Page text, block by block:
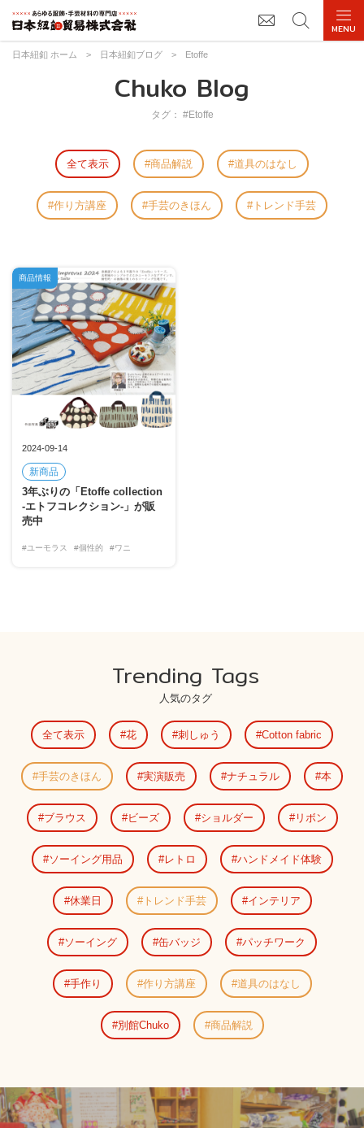
日本紐釦 ホーム > 日本紐釦ブログ > Etoffe
Chuko Blog
タグ： #Etoffe
全て表示 商品解説 道具のはなし
作り方講座 手芸のきほん トレンド手芸
2024-09-14
新商品
3年ぶりの「Etoffe collection
-エトフコレクション-」が販
売中
#ユーモラス #個性的 #ワニ
商品情報
Trending Tags
人気のタグ
全て表示 花 刺しゅう Cotton fabric
手芸のきほん 実演販売 ナチュラル 本
ブラウス ビーズ ショルダー リボン
ソーイング用品 レトロ ハンドメイド体験
休業日 トレンド手芸 インテリア
ソーイング 缶バッジ パッチワーク
手作り 作り方講座 道具のはなし
別館Chuko 商品解説